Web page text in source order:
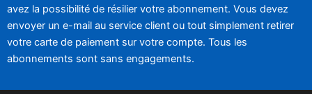
avez la possibilité de résilier votre abonnement. Vous devez
envoyer un e-mail au service client ou tout simplement retirer
votre carte de paiement sur votre compte. Tous les
abonnements sont sans engagements.